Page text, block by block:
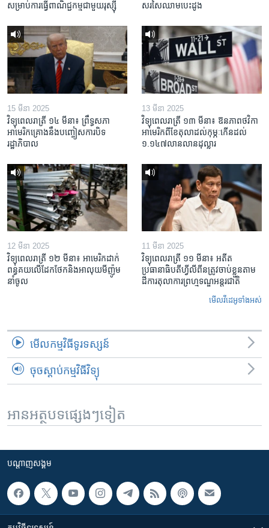
សម្រាប់​ការ​ធ្វើ​ពាណិជ្ជកម្ម​ជាមួយ​រុស្ស៊ី
សរសៃ​ឈាម​បេះដូង
15 មីនា 2025
វិទ្យុពេលរាត្រី ១៤ មីនា៖ ព្រឹទ្ធសភា
អាមេរិកគ្រោងនឹងបញ្ចៀសការបិទ
រដ្ឋាភិបាល
13 មីនា 2025
វិទ្យុពេលរាត្រី ១៣ មីនា៖ ឱនភាព​ថវិកា​
អាមេរិក​ពី​ខែ​តុលា​ដល់​កុម្ភៈ​កើន​ដល់​
១.១៤៧​លានលាន​ដុល្លារ
12 មីនា 2025
វិទ្យុពេលរាត្រី ១២ មីនា៖ អាមេរិក​ដាក់​
ពន្ធគយ​លើ​ដែកថែក​និង​អាលុយ​មីញ៉ូម​
នាំចូល
11 មីនា 2025
វិទ្យុពេលរាត្រី ១១ មីនា៖ អតីត​
ប្រធានាធិបតីហ្វីលីពីន​ត្រូវ​ចាប់ខ្លួនតាម
ដីការ​តុលាការ​ព្រហ្មទណ្ឌ​អន្តរជាតិ
មើល​វីដេអូ​ទាំង​អស់
មើល​កម្មវិធី​ទូរទស្សន៍
ចុចស្តាប់កម្មវិធីវិទ្យុ
អានអត្ថបទផ្សេងៗទៀត
បណ្តាញ​សង្គម